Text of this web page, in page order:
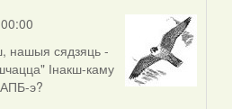
нашыя сядзяць -
Інакш-каму
э?